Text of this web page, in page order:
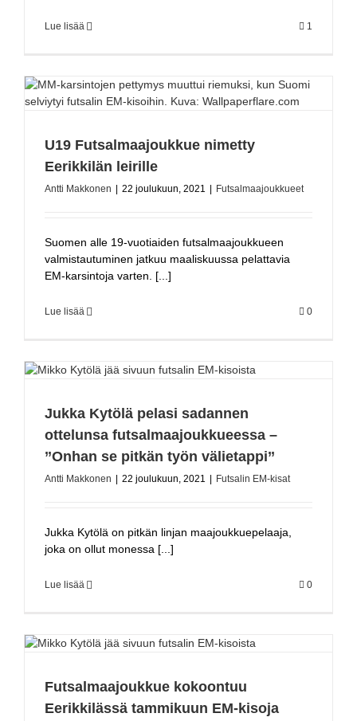
Lue lisää 1
U19 Futsalmaajoukkue nimetty
Eerikkilän leirille
Antti Makkonen 22 joulukuun, 2021 Futsalmaajoukkueet
Suomen alle 19-vuotiaiden futsalmaajoukkueen
valmistautuminen jatkuu maaliskuussa pelattavia
EM-karsintoja varten. [...]
Lue lisää 0
Jukka Kytölä pelasi sadannen
ottelunsa futsalmaajoukkueessa –
’’Onhan se pitkän työn välietappi’’
Antti Makkonen 22 joulukuun, 2021 Futsalin EM-kisat
Jukka Kytölä on pitkän linjan maajoukkuepelaaja,
joka on ollut monessa [...]
Lue lisää 0
Futsalmaajoukkue kokoontuu
Eerikkilässä tammikuun EM-kisoja